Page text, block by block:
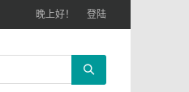
晚上好！ 登陆